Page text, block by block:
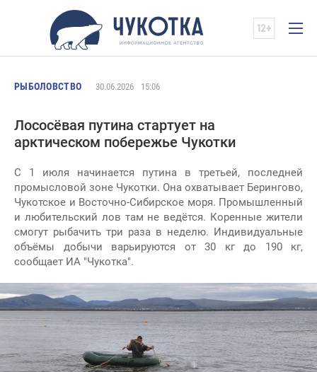
РЫБОЛОВСТВО 30.06.2026 15:06
Лососёвая путина стартует на
арктическом побережье Чукотки
С 1 июля начинается путина в третьей, последней
промысловой зоне Чукотки. Она охватывает Берингово,
Чукотское и Восточно-Сибирское моря. Промышленный
и любительский лов там не ведётся. Коренные жители
смогут рыбачить три раза в неделю. Индивидуальные
объёмы добычи варьируются от 30 кг до 190 кг,
сообщает ИА "Чукотка".